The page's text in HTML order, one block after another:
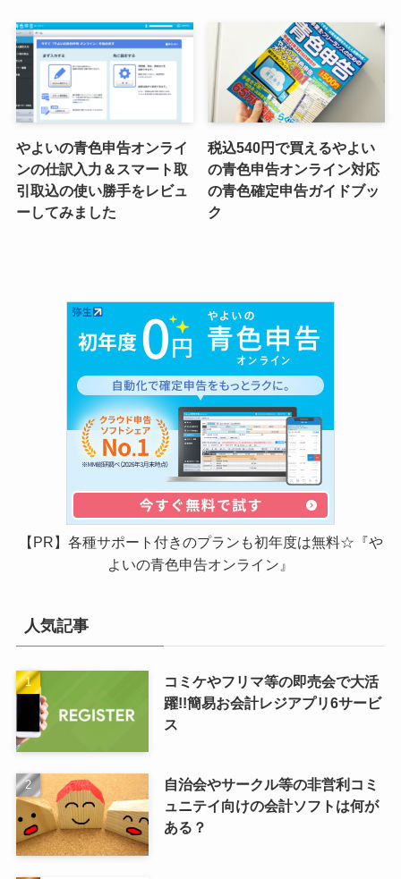
やよいの青色申告オンライ
ンの仕訳入力＆スマート取
引取込の使い勝手をレビュ
ーしてみました
税込540円で買えるやよい
の青色申告オンライン対応
の青色確定申告ガイドブッ
ク
【PR】各種サポート付きのプランも初年度は無料☆『や
よいの青色申告オンライン』
人気記事
コミケやフリマ等の即売会で大活
躍!!簡易お会計レジアプリ6サービ
ス
自治会やサークル等の非営利コミ
ュニテイ向けの会計ソフトは何が
ある？